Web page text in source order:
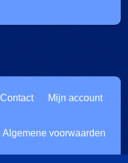
Contact Mijn account
Algemene voorwaarden